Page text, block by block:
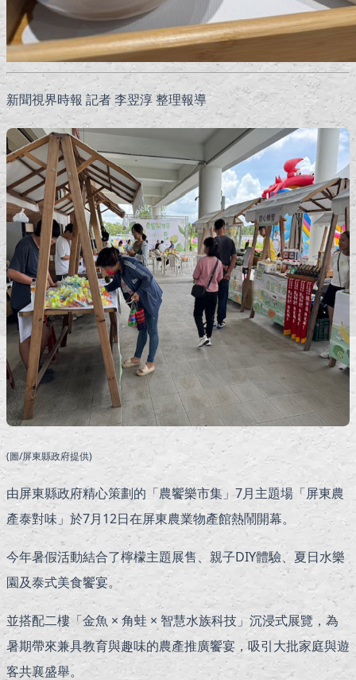
新聞視界時報 記者 李翌淳 整理報導
(圖/屏東縣政府提供)
由屏東縣政府精心策劃的「農饗樂市集」7月主題場「屏東農
產泰對味」於7月12日在屏東農業物產館熱鬧開幕。
今年暑假活動結合了檸檬主題展售、親子DIY體驗、夏日水樂
園及泰式美食饗宴。
並搭配二樓「金魚 × 角蛙 × 智慧水族科技」沉浸式展覽，為
暑期帶來兼具教育與趣味的農產推廣饗宴，吸引大批家庭與遊
客共襄盛舉。